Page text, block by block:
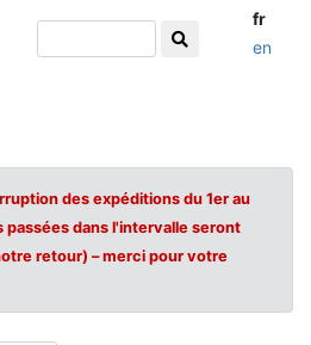
fr
en
des expéditions du 1er au
passées dans l'intervalle seront
retour) – merci pour votre